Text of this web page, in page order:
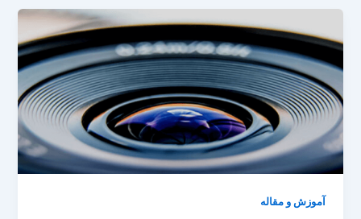
آموزش و مقاله